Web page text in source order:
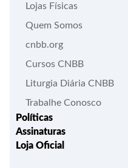
Lojas Físicas
Quem Somos
cnbb.org
Cursos CNBB
Liturgia Diária CNBB
Trabalhe Conosco
Políticas
Trocas e Devoluções
Assinaturas
Liturgia Igreja em Oração
Loja Oficial